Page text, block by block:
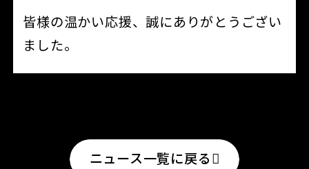
皆様の温かい応援、誠にありがとうござい
ました。
ニュース一覧に戻る